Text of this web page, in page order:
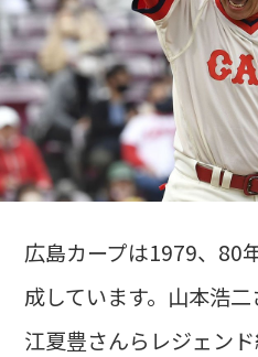
広島カープは1979、80
成しています。山本浩二
江夏豊さんらレジェン